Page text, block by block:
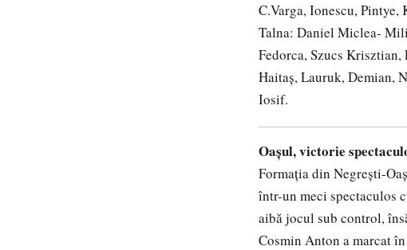
C.Varga, Ionescu,
Talna: Daniel Miclea-
Fedorca, Szucs Krisztian,
Haitaș, Lauruk, Demian,
Iosif.
Oașul, victorie
Formația din Negrești-
într-un meci spectaculos
aibă jocul sub control,
Cosmin Anton a marcat